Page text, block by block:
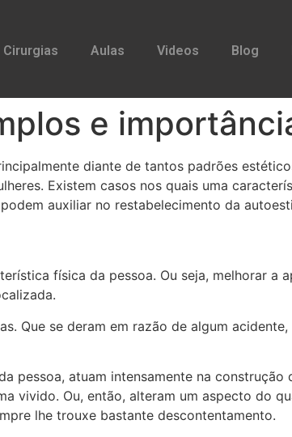
Cirurgias Aulas Videos Blog
e
diante de tantos padrões
Existem casos nos quais uma
auxiliar no restabelecimento da
física da pessoa. Ou seja, melhorar a
Que se deram em razão de algum
pessoa, atuam intensamente na
vivido. Ou, então, alteram um aspecto do
lhe trouxe bastante descontentamento.